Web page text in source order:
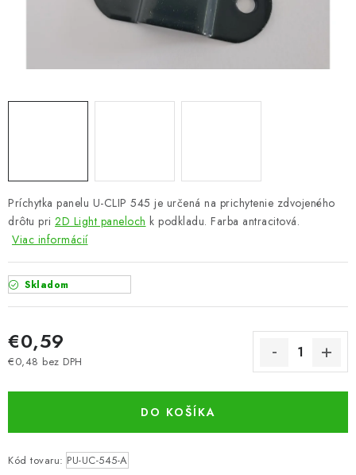
AKCIA - MIERNE POŠKODENÝ TOVAR
Kontakt
Príchytka panelu U-CLIP 545 je určená na prichytenie zdvojeného
drôtu pri 2D Light paneloch k podkladu. Farba antracitová.
Viac informácií
Skladom
€0,59
€0,48 bez DPH
DO KOŠÍKA
Kód tovaru: PU-UC-545-A